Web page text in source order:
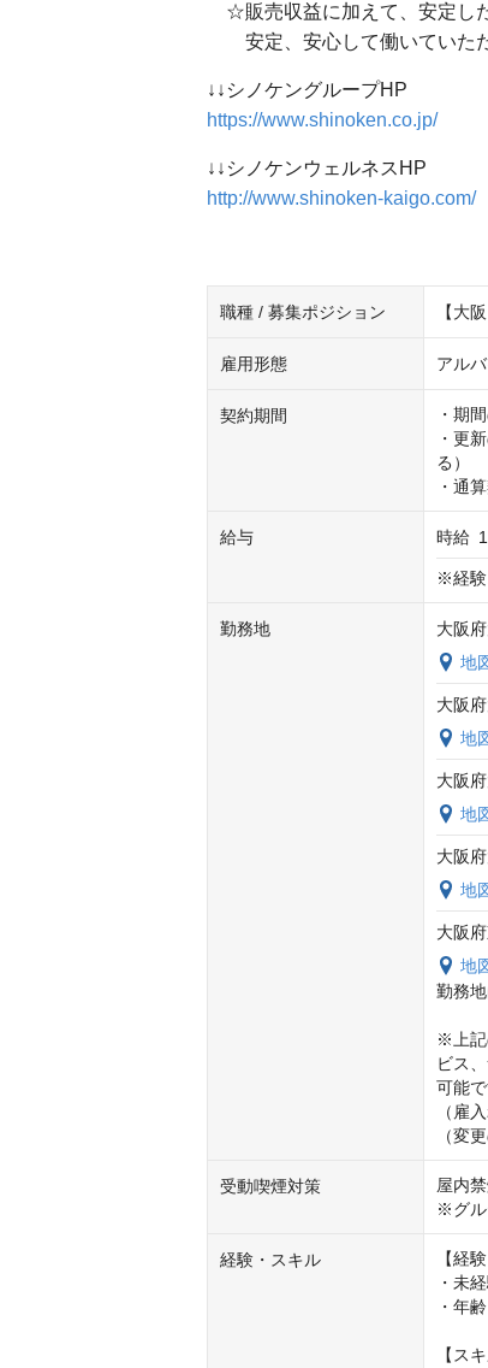
☆販売収益に加えて、安定し
安定、安心して働いていただ
↓↓シノケングループHP
https://www.shinoken.co.jp/
↓↓シノケンウェルネスHP
http://www.shinoken-kaigo.com/
職種 / 募集ポジション 【大
雇用形態 アル
契約期間
・期
・更
る）
・通
給与 時給
※経験
勤務地
大阪
地
大阪
地
大阪
地
大阪
地
大阪
地
勤務
※上記
ビス
可能で
（雇
（変
受動喫煙対策
屋内
※グル
経験・スキル
【経験
・未
・年
【ス